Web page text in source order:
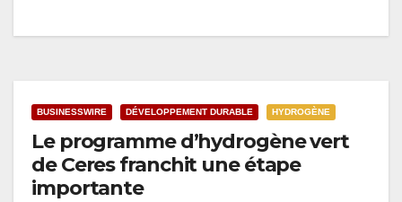
BUSINESSWIRE DÉVELOPPEMENT DURABLE HYDROGÈNE
Le programme d’hydrogène vert
de Ceres franchit une étape
importante